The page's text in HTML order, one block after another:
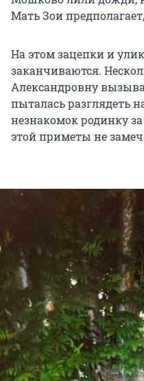
Мать Зои
На этом зацепки и
заканчиваются.
Александровну
пыталась разглядеть
незнакомок родинку
этой приметы не